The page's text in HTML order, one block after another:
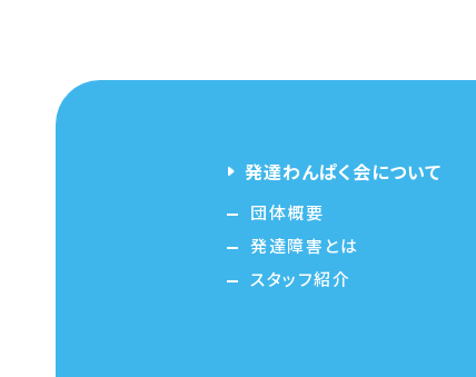
発達わんぱく会について
団体概要
発達障害とは
スタッフ紹介